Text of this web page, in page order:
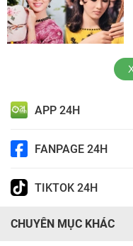
APP 24H
FANPAGE 24H
TIKTOK 24H
CHUYÊN MỤC KHÁC